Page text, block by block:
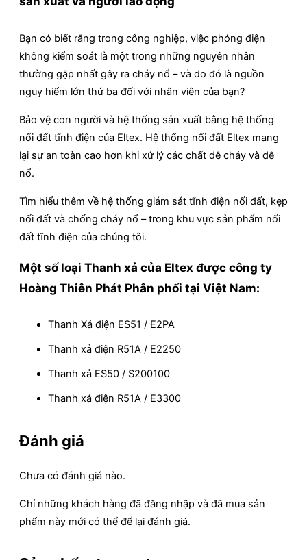
Bạn có biết rằng trong công nghiệp, việc phóng điện
không kiểm soát là một trong những nguyên nhân
thường gặp nhất gây ra cháy nổ – và do đó là nguồn
nguy hiểm lớn thứ ba đối với nhân viên của bạn?
Bảo vệ con người và hệ thống sản xuất bằng hệ thống
nối đất tĩnh điện của Eltex. Hệ thống nối đất Eltex mang
lại sự an toàn cao hơn khi xử lý các chất dễ cháy và dễ
nổ.
Tìm hiểu thêm về hệ thống giám sát tĩnh điện nối đất, kẹp
nối đất và chống cháy nổ – trong khu vực sản phẩm nối
đất tĩnh điện của chúng tôi.
Một số loại Thanh xả của Eltex được công ty
Hoàng Thiên Phát Phân phối tại Việt Nam:
Thanh Xả điện ES51 / E2PA
Thanh xả điện R51A / E2250
Thanh xả ES50 / S200100
Thanh xả điện R51A / E3300
Đánh giá
Chưa có đánh giá nào.
Chỉ những khách hàng đã đăng nhập và đã mua sản
phẩm này mới có thể để lại đánh giá.